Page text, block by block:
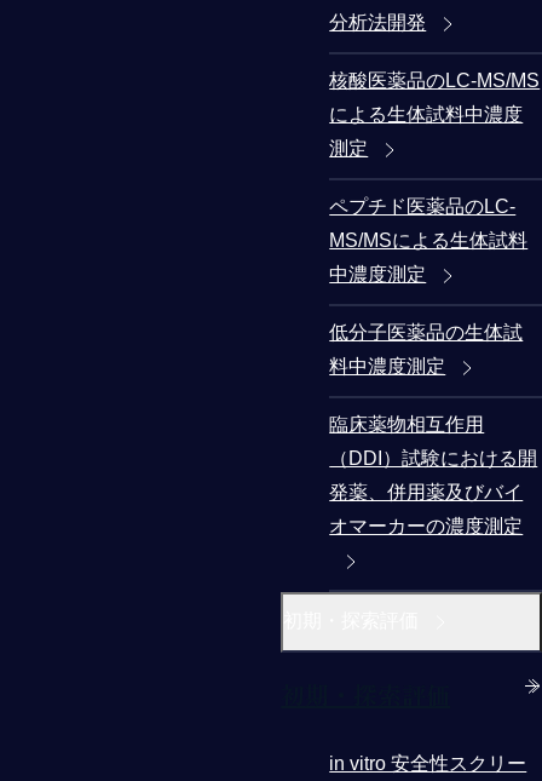
分析法開発
核酸医薬品のLC-MS/MS
による生体試料中濃度
測定
ペプチド医薬品のLC-
MS/MSによる生体試料
中濃度測定
低分子医薬品の生体試
料中濃度測定
臨床薬物相互作用
（DDI）試験における開
発薬、併用薬及びバイ
オマーカーの濃度測定
in vitro 安全性スクリー